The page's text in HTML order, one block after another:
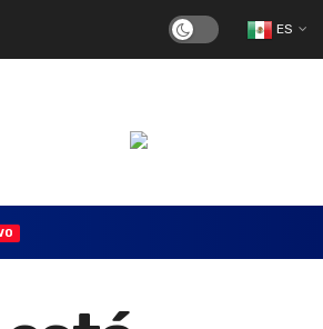
ES